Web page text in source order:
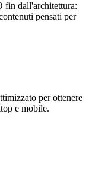
fin dall'architettura:
pensati per
per ottenere
e mobile.